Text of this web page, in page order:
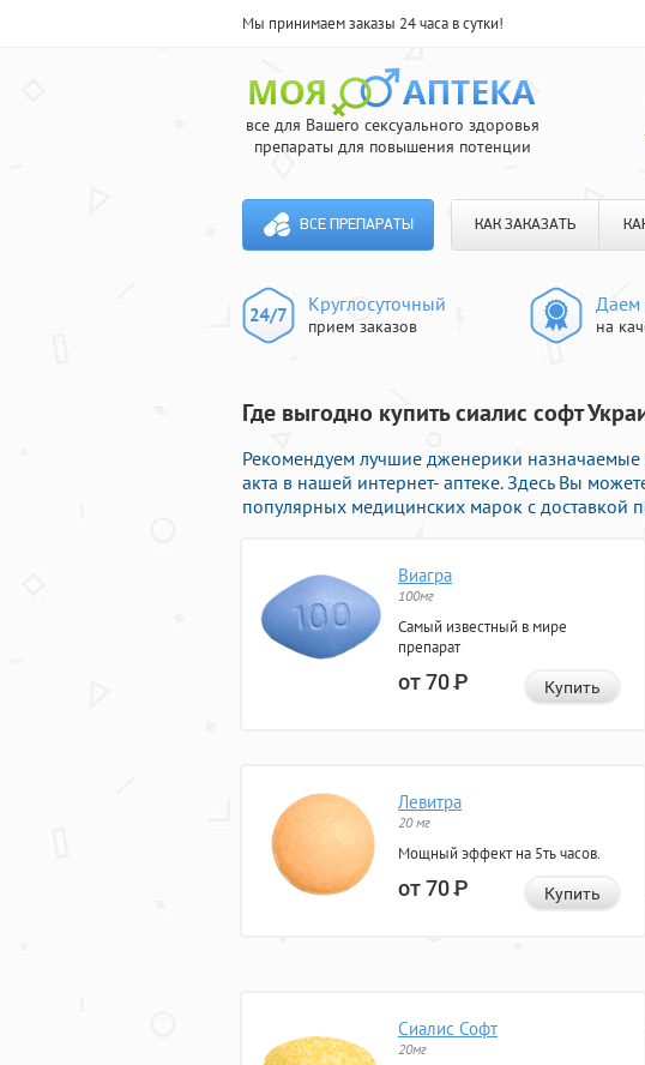
Мы принимаем заказы 24 часа в сутки!
все для Вашего сексуального здоровья
препараты для повышения потенции
ВСЕ ПРЕПАРАТЫ КАК ЗАКАЗАТЬ
Круглосуточный
прием заказов
Даем
на
Где выгодно купить сиалис софт
Рекомендуем лучшие дженерики
акта в нашей интернет- аптеке. Здесь Вы
популярных медицинских марок с доставкой
Виагра
100мг
Самый известный в мире
препарат
от 70Р Купить
Левитра
20 мг
Мощный эффект на 5ть часов.
от 70Р Купить
Сиалис Софт
20мг